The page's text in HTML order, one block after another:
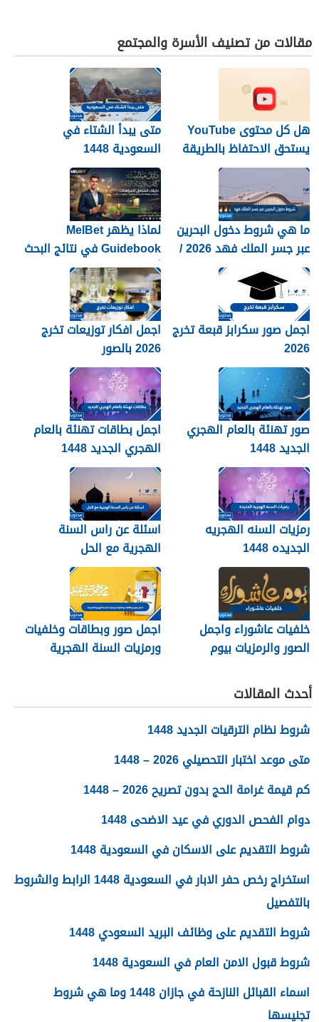
مقالات من تصنيف الأسرة والمجتمع
هل كل محتوى YouTube
يستحق الاحتفاظ بالطريقة
نفسها؟
متى يبدأ الشتاء في
السعودية 1448
ما هي شروط دخول البحرين
عبر جسر الملك فهد 2026 /
1448
لماذا يظهر MelBet
Guidebook في نتائج البحث
أكثر من صفحات كثيرة؟
اجمل صور سكرابز قبعة تخرج
2026
اجمل افكار توزيعات تخرج
2026 بالصور
صور تهنئة بالعام الهجري
الجديد 1448
اجمل بطاقات تهنئة بالعام
الهجري الجديد 1448
رمزيات السنه الهجريه
الجديده 1448
اسئلة عن راس السنة
الهجرية مع الحل
خلفيات عاشوراء واجمل
الصور والرمزيات بيوم
اجمل صور وبطاقات وخلفيات
ورمزيات السنة الهجرية
أحدث المقالات
شروط نظام الترقيات الجديد 1448
متى موعد اختبار التحصيلي 2026 – 1448
كم قيمة غرامة الحج بدون تصريح 2026 – 1448
دوام الفحص الدوري في عيد الاضحى 1448
شروط التقديم على الاسكان في السعودية 1448
استخراج رخص حفر الابار في السعودية 1448 الرابط والشروط
بالتفصيل
شروط التقديم على وظائف البريد السعودي 1448
شروط قبول الامن العام في السعودية 1448
اسماء القبائل النازحة في جازان 1448 وما هي شروط
تجنيسها